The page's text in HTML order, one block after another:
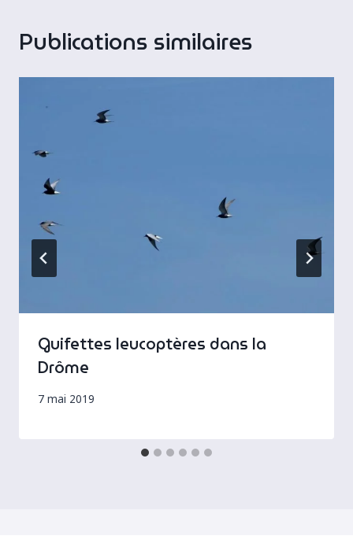
Publications similaires
Guifettes leucoptères dans la
Drôme
7 mai 2019